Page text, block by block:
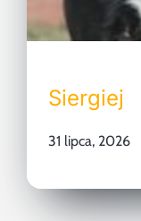
Siergiej
31 lipca, 2026